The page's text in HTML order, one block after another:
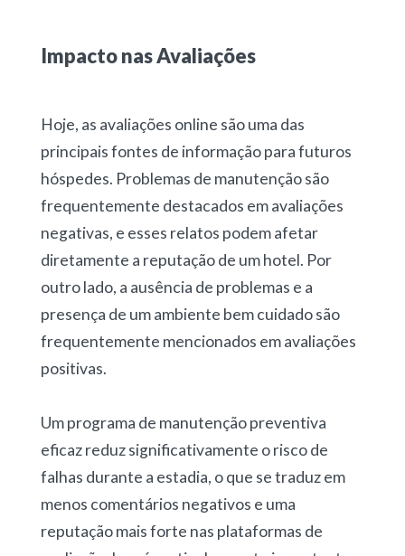
Impacto nas Avaliações
Hoje, as avaliações online são uma das
principais fontes de informação para futuros
hóspedes. Problemas de manutenção são
frequentemente destacados em avaliações
negativas, e esses relatos podem afetar
diretamente a reputação de um hotel. Por
outro lado, a ausência de problemas e a
presença de um ambiente bem cuidado são
frequentemente mencionados em avaliações
positivas.
Um programa de manutenção preventiva
eficaz reduz significativamente o risco de
falhas durante a estadia, o que se traduz em
menos comentários negativos e uma
reputação mais forte nas plataformas de